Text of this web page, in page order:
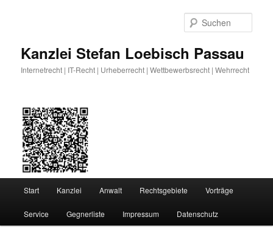
Kanzlei Stefan Loebisch Passau
Internetrecht | IT-Recht | Urheberrecht | Wettbewerbsrecht | Wehrrecht
Start Kanzlei Anwalt Rechtsgebiete Vorträge
Service Gegnerliste Impressum Datenschutz